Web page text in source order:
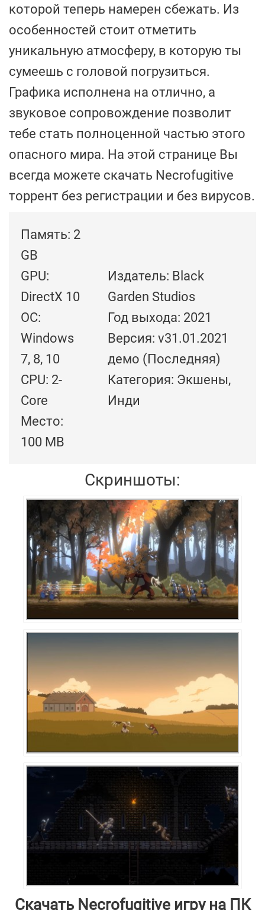
которой теперь намерен сбежать. Из
особенностей стоит отметить
уникальную атмосферу, в которую ты
сумеешь с головой погрузиться.
Графика исполнена на отлично, а
звуковое сопровождение позволит
тебе стать полноценной частью этого
опасного мира. На этой странице Вы
всегда можете скачать Necrofugitive
торрент без регистрации и без вирусов.
Память: 2
GB
GPU:
DirectX 10
ОС:
Windows
7, 8, 10
CPU: 2-
Core
Место:
100 MB
Издатель: Black
Garden Studios
Год выхода: 2021
Версия: v31.01.2021
демо (Последняя)
Категория: Экшены,
Инди
Скриншоты:
Скачать Necrofugitive игру на ПК